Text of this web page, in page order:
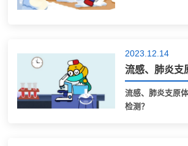
2023.12.14
流感、肺炎支原
检测？